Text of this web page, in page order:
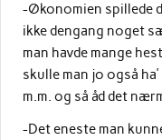
-Økonomien spillede
ikke dengang noget
man havde mange
skulle man jo også
m.m. og så åd det
-Det eneste man